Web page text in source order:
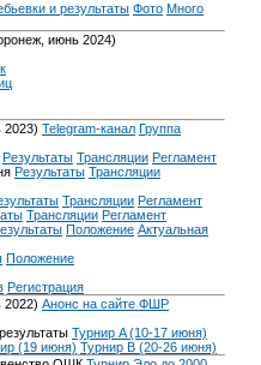
и результаты Фото Много
июнь 2024)
2023) Telegram-канал Группа
Результаты Трансляции Регламент
Результаты Трансляции
Трансляции Регламент
Трансляции Регламент
Положение Актуальная
Положение
Регистрация
2022) Анонс на сайте ФШР
Турнир A (10-17 июня)
(19 июня) Турнир B (20-26 июня)